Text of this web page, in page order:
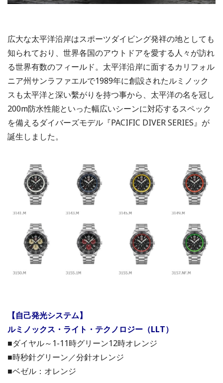
広大な太平洋沿岸はスポーツダイビング発祥の地としても
知られており、世界各国のアウトドアを愛する人々が訪れ
る世界有数のフィールド。太平洋沿岸に面するカリフォル
ニア州サンラファエルで1989年に創設されたルミノック
スも太平洋と深い繫がりを持つ事から、太平洋の名を冠し
200m防水性能といった幅広いシーンに対応するスペック
を備えるダイバーズモデル『PACIFIC DIVER SERIES』が
誕生しました。
【自己発光システム】
ルミノックス・ライト・テクノロジー（LLT）
■ダイヤル～1-11時グリーン12時オレンジ
■時秒針グリーン／分針オレンジ
■ベゼル：オレンジ